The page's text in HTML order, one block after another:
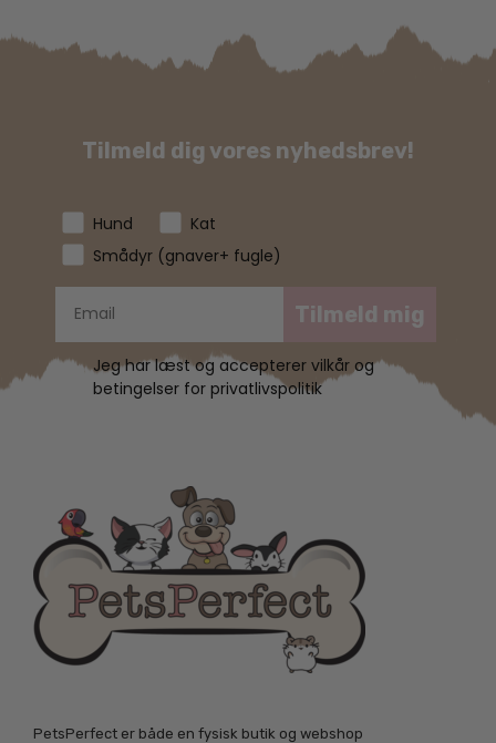
Tilmeld dig vores nyhedsbrev!
Hund
Kat
Smådyr (gnaver+ fugle)
Tilmeld mig
Jeg har læst og accepterer vilkår og
betingelser for privatlivspolitik
PetsPerfect er både en fysisk butik og webshop